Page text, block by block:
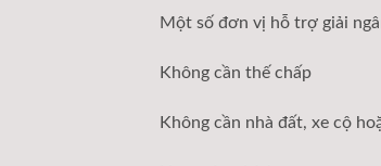
Một số đơn vị hỗ trợ giải
Không cần thế chấp
Không cần nhà đất, xe cộ